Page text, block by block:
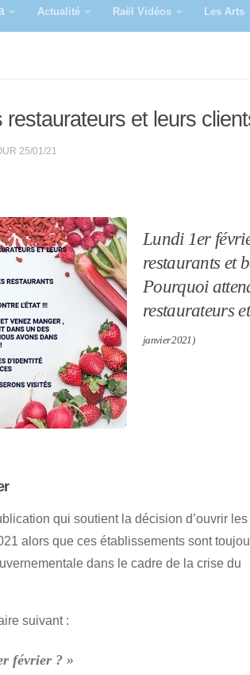
Actualité Raël Vidéos Les Arts
et leurs
25/01/21
Lundi 1er
restaurants et
Pourquoi
restaurateurs
janvier 2021)
qui soutient la décision d’ouvrir les
alors que ces établissements sont
dans le cadre de la crise du
suivant :
février ? »